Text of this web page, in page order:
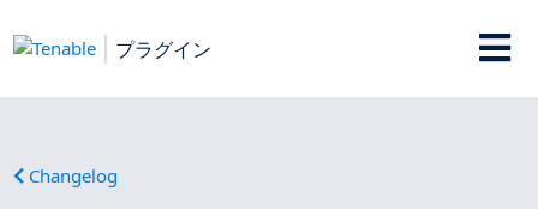
プラグイン
Changelog